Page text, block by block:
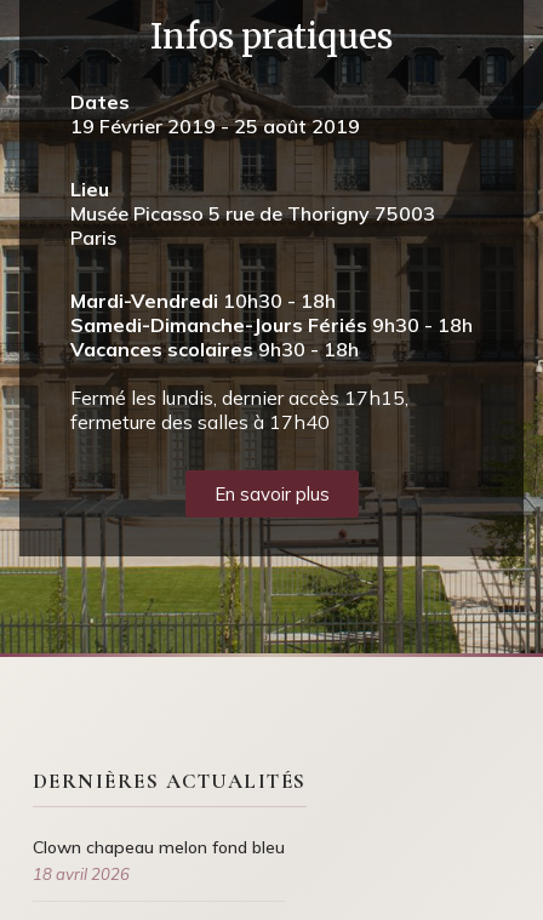
Infos pratiques
Dates
19 Février 2019 - 25 août 2019
Lieu
Musée Picasso 5 rue de Thorigny 75003
Paris
Mardi-Vendredi 10h30 - 18h
Samedi-Dimanche-Jours Fériés 9h30 - 18h
Vacances scolaires9h30 - 18h
Fermé les lundis, dernier accès 17h15,
fermeture des salles à 17h40
En savoir plus
DERNIÈRES ACTUALITÉS
Clown chapeau melon fond bleu
18 avril 2026